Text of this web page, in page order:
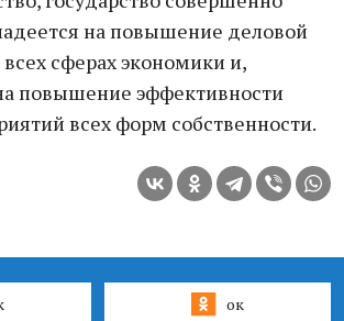
на повышение деловой
сферах экономики и,
повышение эффективности
всех форм собственности.
ок